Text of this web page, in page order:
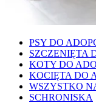
PSY DO
SZCZENIĘTA
KOTY DO
KOCIĘTA DO
WSZYSTKO
SCHRONISKA